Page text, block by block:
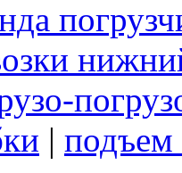
| подъем